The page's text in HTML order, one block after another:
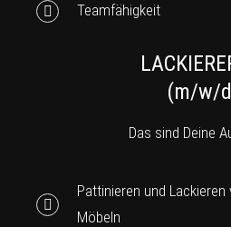
Teamfähigkeit
(m/w/
Das sind Deine
Pattinieren und
Möbeln